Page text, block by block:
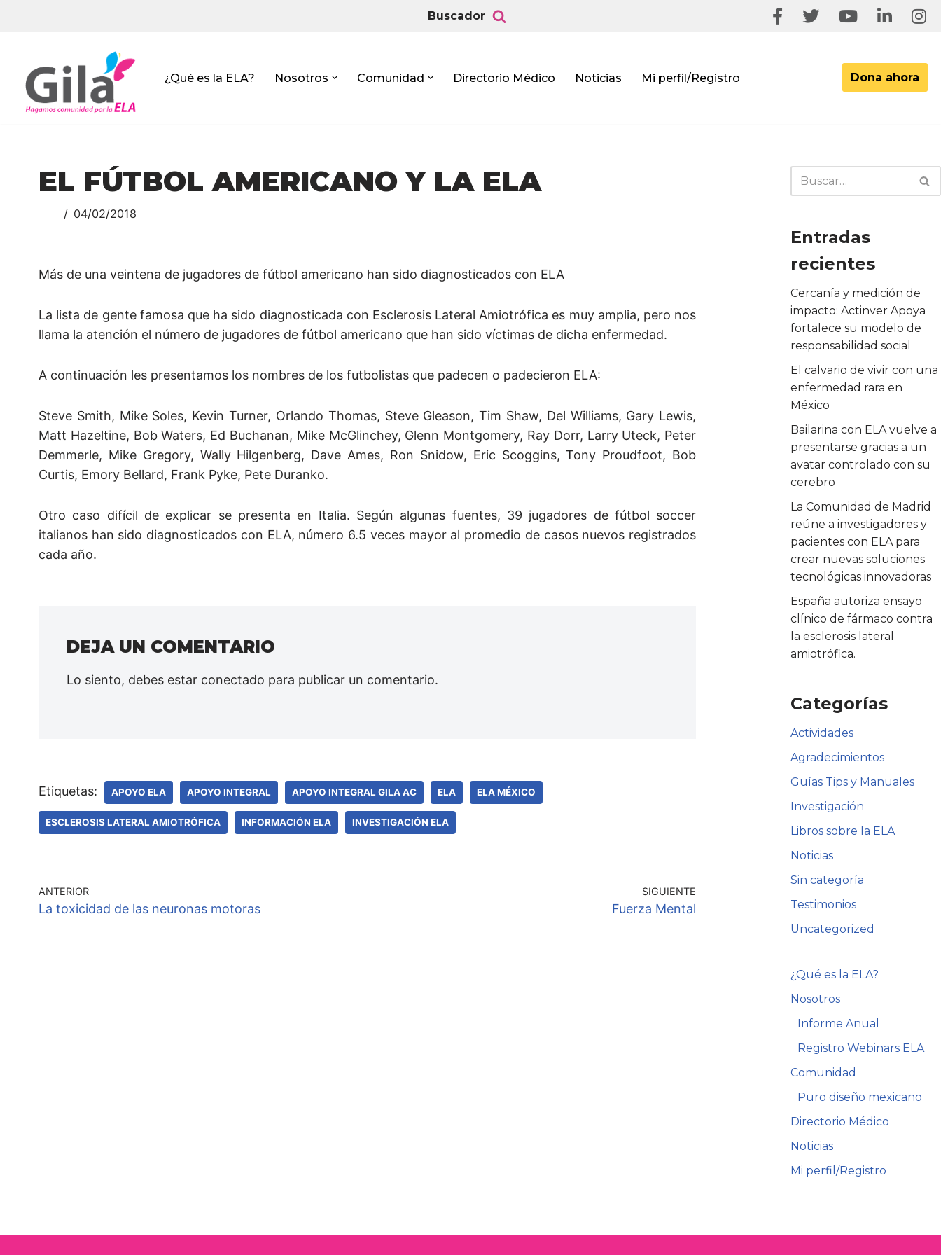
contenido
Buscador
¿Qué es la ELA? Nosotros Comunidad Directorio Médico Noticias Mi perfil/Registro Dona ahora
EL FÚTBOL AMERICANO Y LA ELA
04/02/2018
Más de una veintena de jugadores de fútbol americano han sido diagnosticados con ELA
La lista de gente famosa que ha sido diagnosticada con Esclerosis Lateral Amiotrófica es muy amplia, pero nos
llama la atención el número de jugadores de fútbol americano que han sido víctimas de dicha enfermedad.
A continuación les presentamos los nombres de los futbolistas que padecen o padecieron ELA:
Steve Smith, Mike Soles, Kevin Turner, Orlando Thomas, Steve Gleason, Tim Shaw, Del Williams, Gary Lewis,
Matt Hazeltine, Bob Waters, Ed Buchanan, Mike McGlinchey, Glenn Montgomery, Ray Dorr, Larry Uteck, Peter
Demmerle, Mike Gregory, Wally Hilgenberg, Dave Ames, Ron Snidow, Eric Scoggins, Tony Proudfoot, Bob
Curtis, Emory Bellard, Frank Pyke, Pete Duranko.
Otro caso difícil de explicar se presenta en Italia. Según algunas fuentes, 39 jugadores de fútbol soccer
italianos han sido diagnosticados con ELA, número 6.5 veces mayor al promedio de casos nuevos registrados
cada año.
DEJA UN COMENTARIO
Lo siento, debes estar conectado para publicar un comentario.
Etiquetas: APOYO ELA APOYO INTEGRAL APOYO INTEGRAL GILA AC ELA ELA MÉXICO
ESCLEROSIS LATERAL AMIOTRÓFICA INFORMACIÓN ELA INVESTIGACIÓN ELA
ANTERIOR
La toxicidad de las neuronas motoras
SIGUIENTE
Fuerza Mental
Entradas
recientes
Cercanía y medición de
impacto: Actinver Apoya
fortalece su modelo de
responsabilidad social
El calvario de vivir con una
enfermedad rara en
México
Bailarina con ELA vuelve a
presentarse gracias a un
avatar controlado con su
cerebro
La Comunidad de Madrid
reúne a investigadores y
pacientes con ELA para
crear nuevas soluciones
tecnológicas innovadoras
España autoriza ensayo
clínico de fármaco contra
la esclerosis lateral
amiotrófica.
Categorías
Actividades
Agradecimientos
Guías Tips y Manuales
Investigación
Libros sobre la ELA
Noticias
Sin categoría
Testimonios
Uncategorized
¿Qué es la ELA?
Nosotros
Informe Anual
Registro Webinars ELA
Comunidad
Puro diseño mexicano
Directorio Médico
Noticias
Mi perfil/Registro